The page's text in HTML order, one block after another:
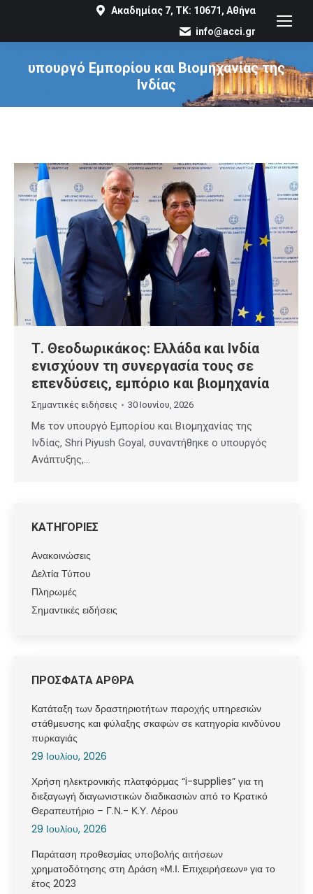
Ακαδημίας 7, ΤΚ: 10671, Αθήνα
info@acci.gr
υπουργό Εμπορίου και Βιομηχανίας της
Ινδίας
You are here:
Τ. Θεοδωρικάκος: Ελλάδα και Ινδία
ενισχύουν τη συνεργασία τους σε
επενδύσεις, εμπόριο και βιομηχανία
Σημαντικές ειδήσεις 30 Ιουνίου, 2026
Με τον υπουργό Εμπορίου και Βιομηχανίας της
Ινδίας, Shri Piyush Goyal, συναντήθηκε ο υπουργός
Ανάπτυξης,…
ΚΑΤΗΓΟΡΙΕΣ
Ανακοινώσεις
Δελτία Τύπου
Πληρωμές
Σημαντικές ειδήσεις
ΠΡΟΣΦΑΤΑ ΑΡΘΡΑ
Κατάταξη των δραστηριοτήτων παροχής υπηρεσιών
στάθμευσης και φύλαξης σκαφών σε κατηγορία κινδύνου
πυρκαγιάς
29 Ιουλίου, 2026
Χρήση ηλεκτρονικής πλατφόρμας “i-supplies” για τη
διεξαγωγή διαγωνιστικών διαδικασιών από το Κρατικό
Θεραπευτήριο – Γ.Ν.- Κ.Υ. Λέρου
29 Ιουλίου, 2026
Παράταση προθεσμίας υποβολής αιτήσεων
χρηματοδότησης στη Δράση «Μ.Ι. Επιχειρήσεων» για το
έτος 2023